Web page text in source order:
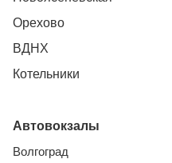
Орехово
ВДНХ
Котельники
Автовокзалы
Волгоград